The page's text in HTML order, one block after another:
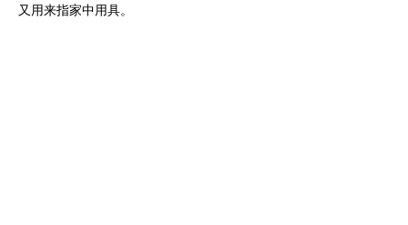
又用来指家中用具。